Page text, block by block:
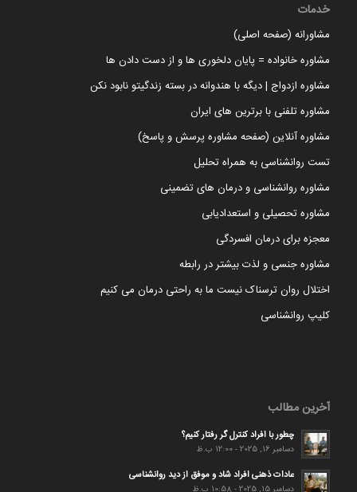
خدمات
مشاورانه (صفحه اصلی)
مشاوره خانواده = پایان دلخوری ها و از دست دادن ها
مشاوره ازدواج | دیگه با هندوانه در بسته زندگیتو نابود نکن
مشاوره تلفنی با برترین های ایران
مشاوره آنلاین (صفحه مشاوره پرسش و پاسخ)
تست روانشناسی به همراه تحلیل
مشاوره روانشناسی و درمان های تضمینی
مشاوره تحصیلی و استعدادیابی
معجزه برای درمان افسردگی
مشاوره جنسی و لذت بیشتر در رابطه
اختلال روان ترسناک نیست ما به راحتی درمان می کنیم
کلیپ روانشناسی
آخرین مطالب
چطور با افراد کنترل گر رفتار کنیم؟
دسامبر 16, 2025 - 12:00 ب.ظ
عادات ذهنی افراد شاد و موفق از دید روانشناسی